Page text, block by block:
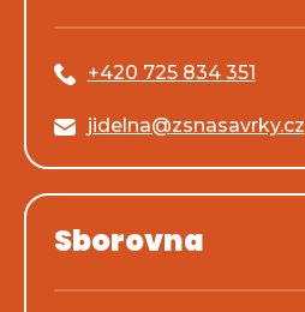
+420 725 834 351
jidelna@zsnasavrky.cz
Sborovna